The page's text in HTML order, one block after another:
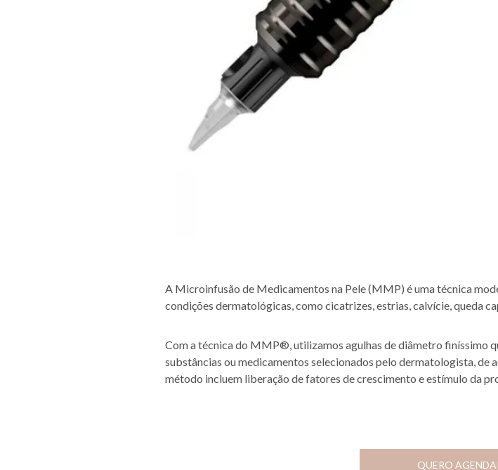
A Microinfusão de Medicamentos na Pele (MMP) é uma técnica
condições dermatológicas, como cicatrizes, estrias, calvície, queda
Com a técnica do MMP®,utilizamos agulhas de diâmetro finíssimo
substâncias ou medicamentos selecionados pelo dermatologista,
método incluem liberação de fatores de crescimento e estímulo da
QUERO